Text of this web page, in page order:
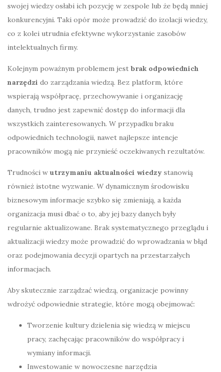
swojej wiedzy osłabi ich pozycję w zespole lub że będą mniej
konkurencyjni. Taki opór może prowadzić do izolacji wiedzy,
co z kolei utrudnia efektywne wykorzystanie zasobów
intelektualnych firmy.
Kolejnym poważnym problemem jest brak odpowiednich
narzędzi do zarządzania wiedzą. Bez platform, które
wspierają współpracę, przechowywanie i organizację
danych, trudno jest zapewnić dostęp do informacji dla
wszystkich zainteresowanych. W przypadku braku
odpowiednich technologii, nawet najlepsze intencje
pracowników mogą nie przynieść oczekiwanych rezultatów.
Trudności w utrzymaniu aktualności wiedzy stanowią
również istotne wyzwanie. W dynamicznym środowisku
biznesowym informacje szybko się zmieniają, a każda
organizacja musi dbać o to, aby jej bazy danych były
regularnie aktualizowane. Brak systematycznego przeglądu i
aktualizacji wiedzy może prowadzić do wprowadzania w błąd
oraz podejmowania decyzji opartych na przestarzałych
informacjach.
Aby skutecznie zarządzać wiedzą, organizacje powinny
wdrożyć odpowiednie strategie, które mogą obejmować:
Tworzenie kultury dzielenia się wiedzą w miejscu
pracy, zachęcając pracowników do współpracy i
wymiany informacji.
Inwestowanie w nowoczesne narzędzia